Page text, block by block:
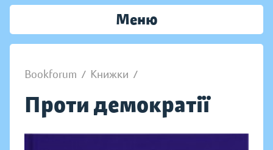
Меню
Bookforum / Книжки /
Проти демократії